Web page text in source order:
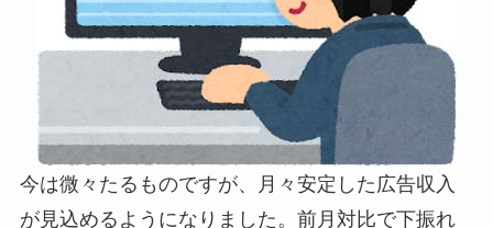
今は微々たるものですが、月々安定した広告収入
が見込めるようになりました。前月対比で下振れ